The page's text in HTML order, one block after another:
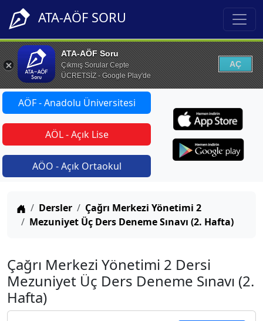
ATA-AÖF SORU
ATA-AÖF Soru
Çıkmış Sorular Cepte
ÜCRETSİZ - Google Play'de
AÇ
AÖF - Anadolu Üniversitesi
AÖL - Açık Lise
AÖO - Açık Ortaokul
Anasayfa
Dersler
Çağrı Merkezi Yönetimi 2
Mezuniyet Üç Ders Deneme Sınavı (2. Hafta)
Çağrı Merkezi Yönetimi 2 Dersi
Mezuniyet Üç Ders Deneme Sınavı (2.
Hafta)